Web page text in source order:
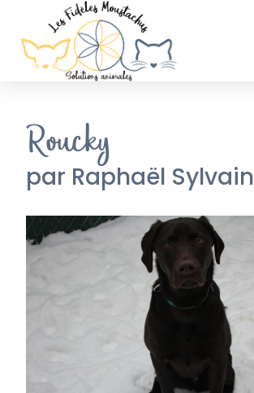
Roucky
par Raphaël Sylvain